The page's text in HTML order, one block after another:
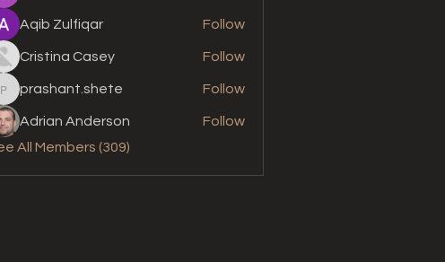
Aqib Zulfiqar Follow
Cristina Casey Follow
prashant.shete
prashant.shete Follow
Adrian Anderson
Follow
All Members (309)